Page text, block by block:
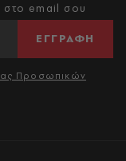
στο email σου
ΕΓΓΡΑΦΗ
Προσωπικών